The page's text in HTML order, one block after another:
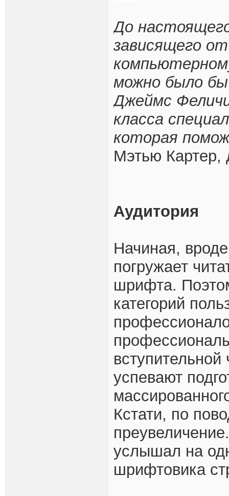
До
зависящего
можно было бы
Джеймс
класса
которая
Мэтью Картер,
Аудитория
Начиная,
погружает
шрифта.
категорий
успевают
Кстати, по
услышал на
шрифтовика